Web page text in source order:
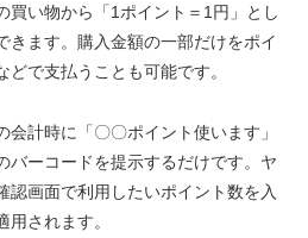
買い物から「1ポイント＝1円」とし
きます。購入金額の一部だけをポイ
で支払うことも可能です。
計時に「〇〇ポイント使います」
バーコードを提示するだけです。ヤ
認画面で利用したいポイント数を入
されます。